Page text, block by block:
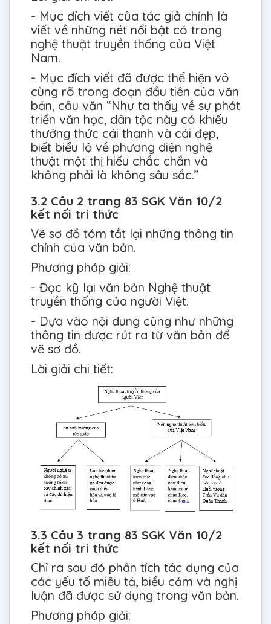
- Mục đích viết của tác giả chính là
viết về những nét nổi bật có trong
nghệ thuật truyền thống của Việt
Nam.
- Mục đích viết đã được thể hiện vô
cùng rõ trong đoạn đầu tiên của văn
bản, câu văn “Như ta thấy về sự phát
triển văn học, dân tộc này có khiếu
thưởng thức cái thanh và cái đẹp,
biết biểu lộ về phương diện nghệ
thuật một thị hiếu chắc chắn và
không phải là không sâu sắc.”
3.2 Câu 2 trang 83 SGK Văn 10/2
kết nối tri thức
Vẽ sơ đồ tóm tắt lại những thông tin
chính của văn bản.
Phương pháp giải:
- Đọc kỹ lại văn bản Nghệ thuật
truyền thống của người Việt.
- Dựa vào nội dung cũng như những
thông tin được rút ra từ văn bản để
vẽ sơ đồ.
Lời giải chi tiết:
3.3 Câu 3 trang 83 SGK Văn 10/2
kết nối tri thức
Chỉ ra sau đó phân tích tác dụng của
các yếu tố miêu tả, biểu cảm và nghị
luận đã được sử dụng trong văn bản.
Phương pháp giải: